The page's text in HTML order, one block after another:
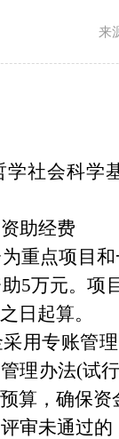
来
学社会科学
助经费
为重点项目
5万元。
日起算。
采用专账管
理办法(试
算，确保资
审未通过